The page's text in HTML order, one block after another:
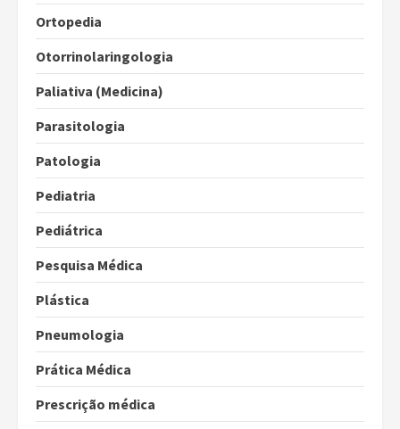
Ortopedia
Otorrinolaringologia
Paliativa (Medicina)
Parasitologia
Patologia
Pediatria
Pediátrica
Pesquisa Médica
Plástica
Pneumologia
Prática Médica
Prescrição médica